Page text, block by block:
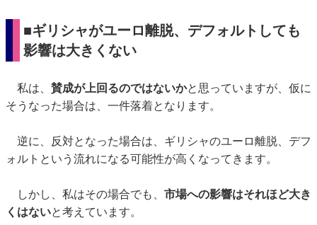
■ギリシャがユーロ離脱、デフォルトしても
影響は大きくない
私は、 賛成が上回るのではないかと思っていますが、仮に
そうなった場合は、一件落着となります。
逆に、反対となった場合は、ギリシャのユーロ離脱、デフ
ォルトという流れになる可能性が高くなってきます。
しかし、私はその場合でも、 市場への影響はそれほど大き
くはないと考えています。